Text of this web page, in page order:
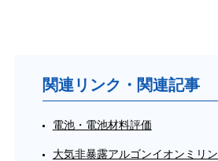
関連リンク・関連記事
電池・電池材料評価
大気非暴露アルゴンイオンミリ